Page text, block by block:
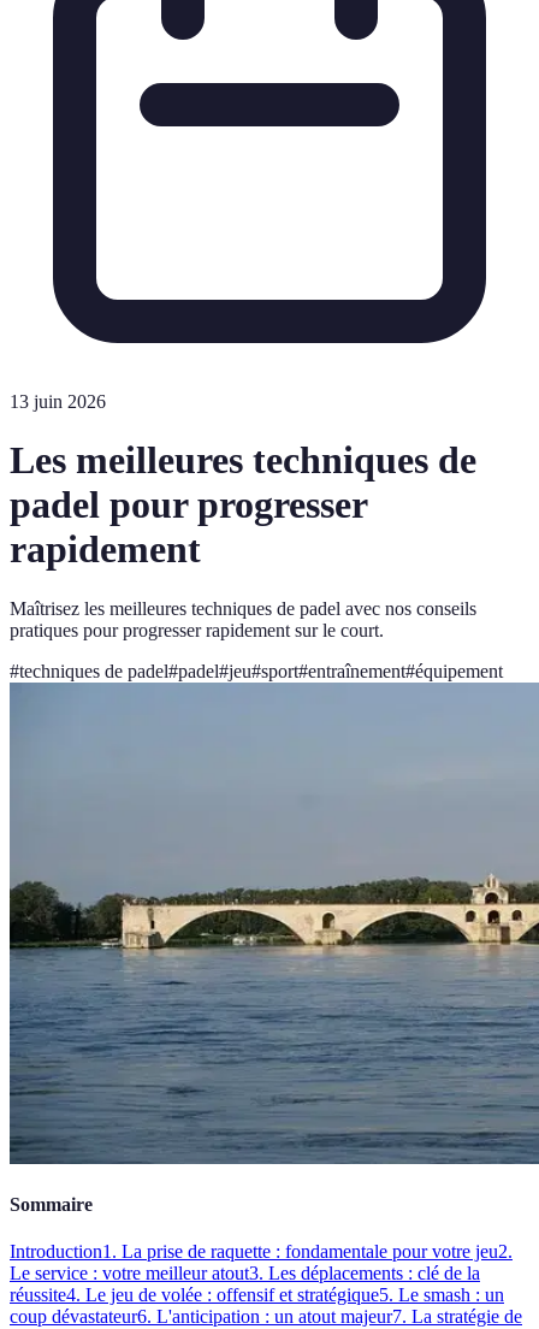
13 juin 2026
Les meilleures techniques de
padel pour progresser
rapidement
Maîtrisez les meilleures techniques de padel avec nos conseils
pratiques pour progresser rapidement sur le court.
#techniques de padel#padel#jeu#sport#entraînement#équipement
Sommaire
Introduction1. La prise de raquette : fondamentale pour votre jeu2.
Le service : votre meilleur atout3. Les déplacements : clé de la
réussite4. Le jeu de volée : offensif et stratégique5. Le smash : un
coup dévastateur6. L'anticipation : un atout majeur7. La stratégie de